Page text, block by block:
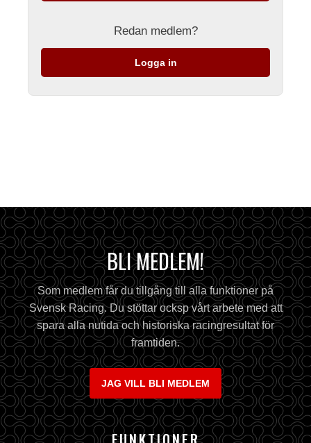
Redan medlem?
Logga in
BLI MEDLEM!
Som medlem får du tillgång till alla funktioner på
Svensk Racing. Du stöttar ocksp vårt arbete med att
spara alla nutida och historiska racingresultat för
framtiden.
JAG VILL BLI MEDLEM